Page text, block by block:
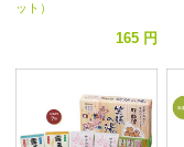
ット）
165 円